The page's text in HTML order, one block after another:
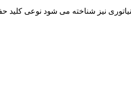
نیز شناخته می شود نوعی کلید